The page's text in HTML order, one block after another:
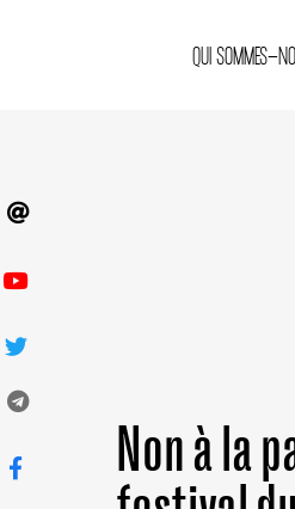
QUI SOMMES-
Non à la